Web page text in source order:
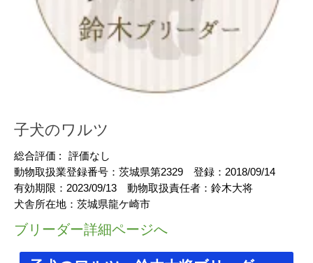
子犬のワルツ
総合評価 :
評価なし
動物取扱業登録番号： 茨城県第2329 登録： 2018/09/14
有効期限： 2023/09/13 動物取扱責任者： 鈴木大将
犬舎所在地： 茨城県龍ケ崎市
ブリーダー詳細ページへ